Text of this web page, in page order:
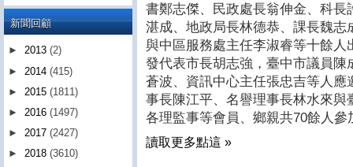
書鄭志傑、民政處長翁伸金、科
湛成、地政局長林德恭、課長魏
與中區服務處主任李淑睿等十餘
發代表市長胡志強，臺中市議員
蒼波、資訊中心主任張忠吉等人
事長陳江平、名譽理事長林水來
各理監事等會員、鄉親共70餘人
讀取更多點這 »
新聞回顧
► 2013 (2)
► 2014 (415)
► 2015 (1811)
► 2016 (1497)
► 2017 (2427)
► 2018 (3610)